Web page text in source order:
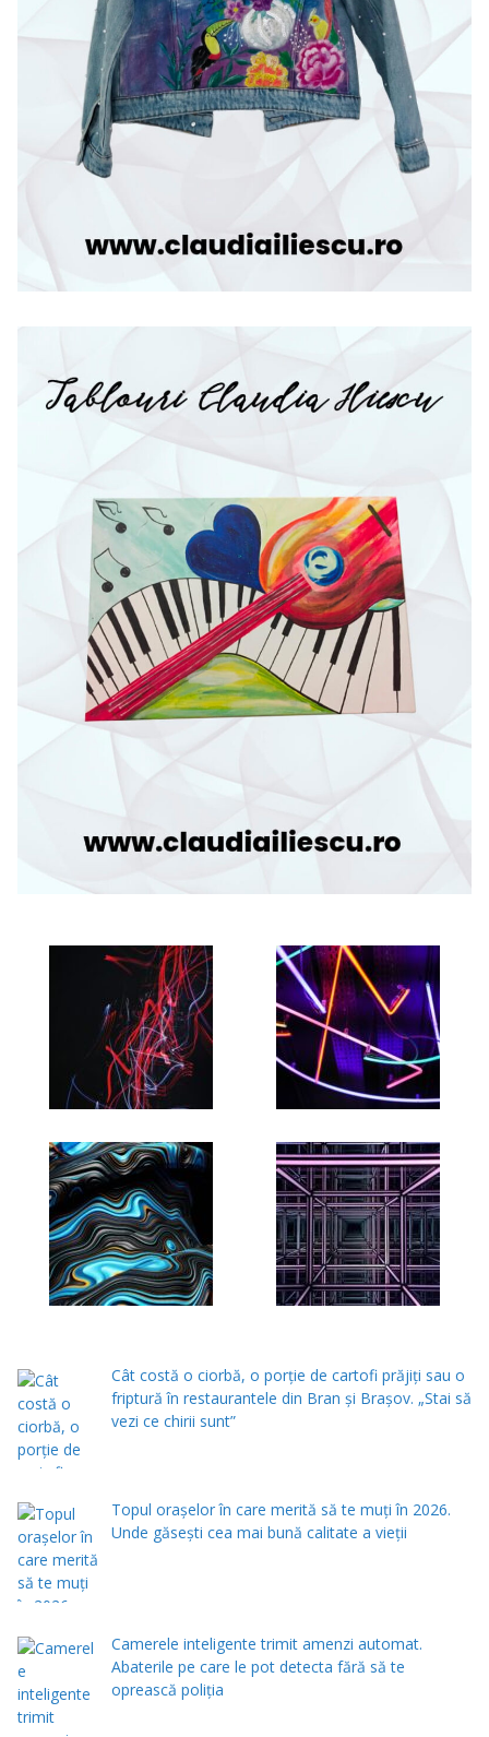
Cât costă o ciorbă, o porţie de cartofi prăjiţi sau o
friptură în restaurantele din Bran şi Braşov. „Stai să
vezi ce chirii sunt”
Topul orașelor în care merită să te muți în 2026.
Unde găsești cea mai bună calitate a vieții
Camerele inteligente trimit amenzi automat.
Abaterile pe care le pot detecta fără să te
oprească poliția